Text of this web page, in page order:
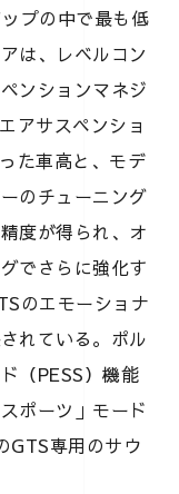
プの中で最も低
は、レベルコン
ンションマネジ
アサスペンショ
た車高と、モデ
のチューニング
度が得られ、オ
でさらに強化す
のエモーショナ
れている。ポル
（PESS）機能
ポーツ」モード
GTS専用のサウ